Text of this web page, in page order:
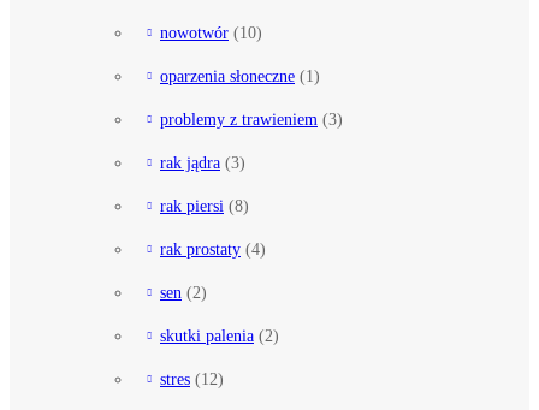
nowotwór (10)
oparzenia słoneczne (1)
problemy z trawieniem (3)
rak jądra (3)
rak piersi (8)
rak prostaty (4)
sen (2)
skutki palenia (2)
stres (12)